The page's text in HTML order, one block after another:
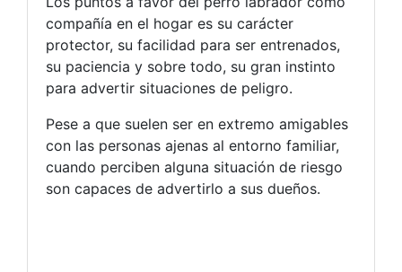
compañía en el hogar es su carácter
protector, su facilidad para ser entrenados,
su paciencia y sobre todo, su gran instinto
para advertir situaciones de peligro.
Pese a que suelen ser en extremo amigables
con las personas ajenas al entorno familiar,
cuando perciben alguna situación de riesgo
son capaces de advertirlo a sus dueños.